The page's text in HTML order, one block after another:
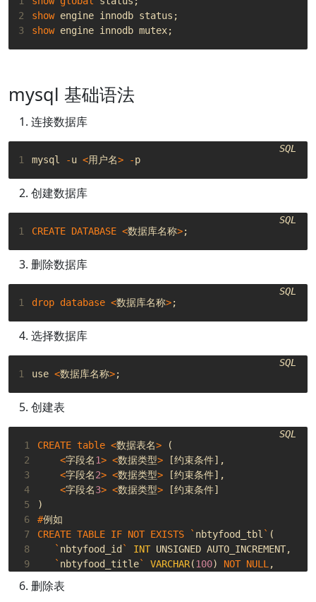
14
wait_age_secs,
15
waiting_query
2
show engine innodb status ;
3
show engine innodb mutex;
mysql 基础语法
连接数据库
1 mysql -u <用户名> -p
SQL
创建数据库
1 CREATE DATABASE <数据库名称>;
SQL
删除数据库
1 drop database <数据库名称>;
SQL
选择数据库
1 use <数据库名称>;
SQL
创建表
1 CREATE table <数据表名>
(
2
<字段名1> <数据类型> [约束条件],
3
<字段名2> <数据类型> [约束条件],
4
<字段名3> <数据类型> [约束条件]
5
)
6
#例如
7
CREATE TABLE IF NOT EXISTS ` nbtyfood_tbl ` (
8
` nbtyfood_id ` INT UNSIGNED AUTO_INCREMENT,
9
` nbtyfood_title` VARCHAR(100) NOT NULL ,
`nbtyfood_author
11
`submission_date
SQL
删除表